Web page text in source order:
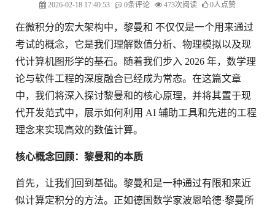
2026-02-18 17:40:53 0条评论 473次阅读 0人点赞
在微积分的宏大架构中，黎曼和 不仅仅是一个用来通过
考试的概念，它是我们理解数值分析、物理模拟以及现
代计算机图形学的基石。随着我们步入 2026 年，数学理
论与软件工程的深度融合已经成为常态。在这篇文章
中，我们将深入探讨黎曼和的核心原理，并将其置于现
代开发范式中，展示如何利用 AI 辅助工具和先进的工程
理念来实现高效的数值计算。
核心概念回顾：黎曼和的本质
首先，让我们回到基础。黎曼和是一种通过有限和来近
似计算定积分的方法。正如德国数学家波恩哈德·黎曼所